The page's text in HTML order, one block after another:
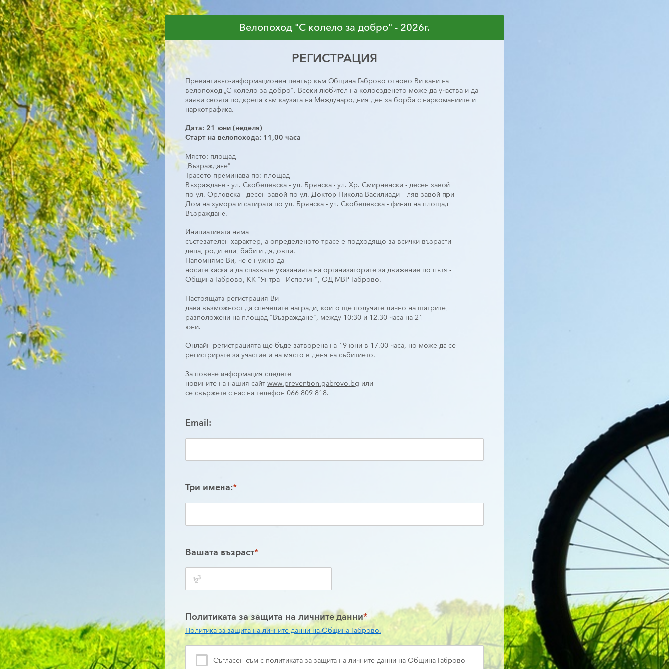
Велопоход "С колело за добро" - 2026г.
РЕГИСТРАЦИЯ
Превантивно-информационен център към Община Габрово отново Ви кани на
велопоход „С колело за добро". Всеки любител на колоезденето може да участва и да
заяви своята подкрепа към каузата на Международния ден за борба с наркоманиите и
наркотрафика.
Дата: 21 юни (неделя)
Старт на велопохода: 11,00 часа
Място: площад
„Възраждане"
Трасето преминава по: площад
Възраждане - ул. Скобелевска - ул. Брянска - ул. Хр. Смирненски - десен завой
по ул. Орловска - десен завой по ул. Доктор Никола Василиади – ляв завой при
Дом на хумора и сатирата по ул. Брянска - ул. Скобелевска - финал на площад
Възраждане.
Инициативата няма
състезателен характер, а определеното трасе е подходящо за всички възрасти –
деца, родители, баби и дядовци.
Напомняме Ви, че е нужно да
носите каска и да спазвате указанията на организаторите за движение по пътя -
Община Габрово, КК "Янтра - Исполин", ОД МВР Габрово.
Настоящата регистрация Ви
дава възможност да спечелите награди, които ще получите лично на шатрите,
разположени на площад "Възраждане", между 10:30 и 12.30 часа на 21
юни.
Онлайн регистрацията ще бъде затворена на 19 юни в 17.00 часа, но може да се
регистрирате за участие и на място в деня на събитието.
За повече информация следете
новините на нашия сайт www.prevention.gabrovo.bg или
се свържете с нас на телефон 066 809 818.
Email:
Три имена:*
Вашата възраст*
Политиката за защита на личните данни*
Пoлитика за защита на личните данни на Община Габрово.
Съгласен съм с политиката за защита на личните данни на Община Габрово